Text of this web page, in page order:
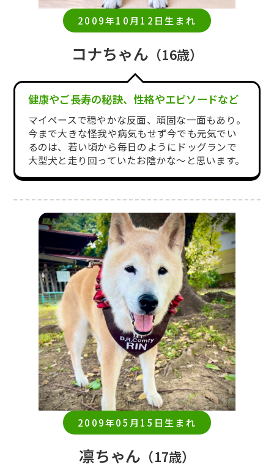
2009年10月12日生まれ
コナちゃん （16歳）
健康やご長寿の秘訣、性格やエピソードなど
マイペースで穏やかな反面、頑固な一面もあり。
今まで大きな怪我や病気もせず今でも元気でい
るのは、若い頃から毎日のようにドッグランで
大型犬と走り回っていたお陰かな〜と思います。
2009年05月15日生まれ
凛ちゃん （17歳）